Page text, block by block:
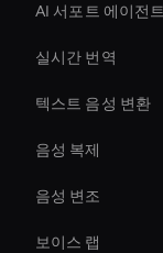
AI 서포트 에이전트
실시간 번역
텍스트 음성 변환
음성 복제
음성 변조
보이스 랩